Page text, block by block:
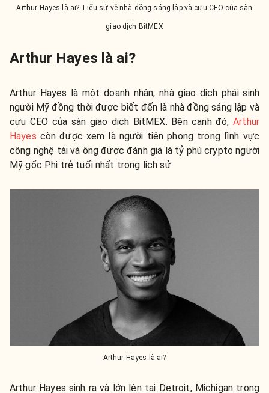
Arthur Hayes là ai? Tiểu sử về nhà đồng sáng lập và cựu CEO của sàn
giao dịch BitMEX
Arthur Hayes là ai?
Arthur Hayes là một doanh nhân, nhà giao dịch phái sinh
người Mỹ đồng thời được biết đến là nhà đồng sáng lập và
cựu CEO của sàn giao dịch BitMEX. Bên cạnh đó,Arthur
Hayes còn được xem là người tiên phong trong lĩnh vực
công nghệ tài và ông được đánh giá là tỷ phú crypto người
Mỹ gốc Phi trẻ tuổi nhất trong lịch sử.
Arthur Hayes là ai?
Arthur Hayes sinh ra và lớn lên tại Detroit, Michigan trong